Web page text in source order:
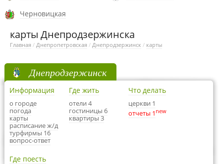
Черновицкая
карты Днепродзержинска
Главная / Днепропетровская / Днепродзержинск / карты
Днепродзержинск
Информация
о городе
погода
карты
расписание ж/д
турфирмы 16
вопрос-ответ
Где жить
отели 4
гостиницы 6
квартиры 3
Что делать
церкви 1
отчеты 1 new
Где поесть